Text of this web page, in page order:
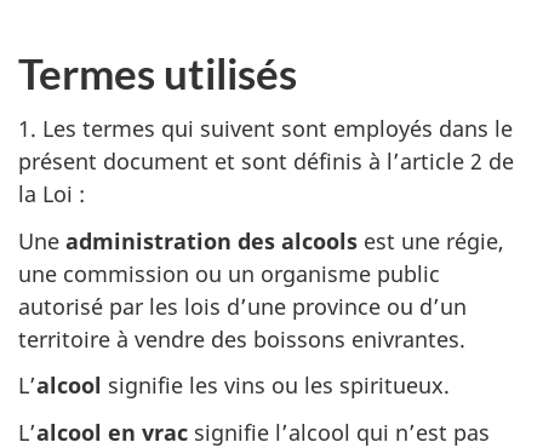
Termes utilisés
1. Les termes qui suivent sont employés dans le
présent document et sont définis à l’article 2 de
la Loi :
Une administration des alcools est une régie,
une commission ou un organisme public
autorisé par les lois d’une province ou d’un
territoire à vendre des boissons enivrantes.
L’alcool signifie les vins ou les spiritueux.
L’alcool en vrac signifie l’alcool qui n’est pas